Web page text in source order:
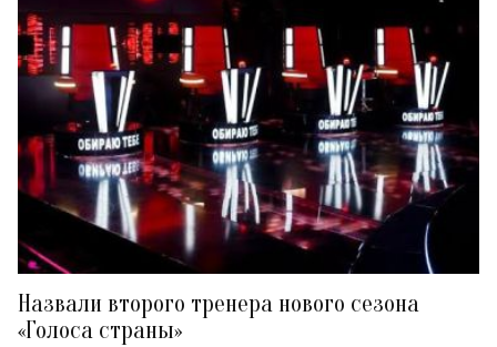
Назвали второго тренера нового сезона
«Голоса страны»